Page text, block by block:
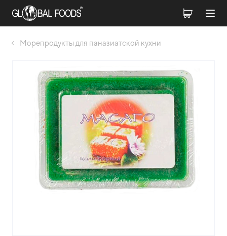
Морепродукты для паназиатской кухни